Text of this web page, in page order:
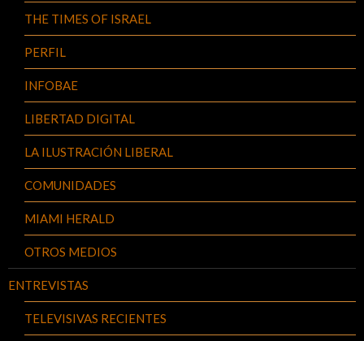
THE TIMES OF ISRAEL
PERFIL
INFOBAE
LIBERTAD DIGITAL
LA ILUSTRACIÓN LIBERAL
COMUNIDADES
MIAMI HERALD
OTROS MEDIOS
ENTREVISTAS
TELEVISIVAS RECIENTES